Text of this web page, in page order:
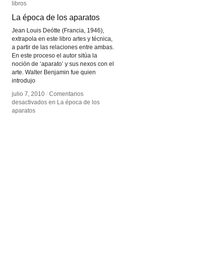
libros
La época de los aparatos
Jean Louis Deótte (Francia, 1946),
extrapola en este libro artes y técnica,
a partir de las relaciones entre ambas.
En este proceso el autor sitúa la
noción de ‘aparato’ y sus nexos con el
arte. Walter Benjamin fue quien
introdujo
julio 7, 2010 / Comentarios
desactivados en La época de los
aparatos
libros
La época de los aparatos
julio 7, 2010 / Comentarios
desactivados en La época de los
aparatos